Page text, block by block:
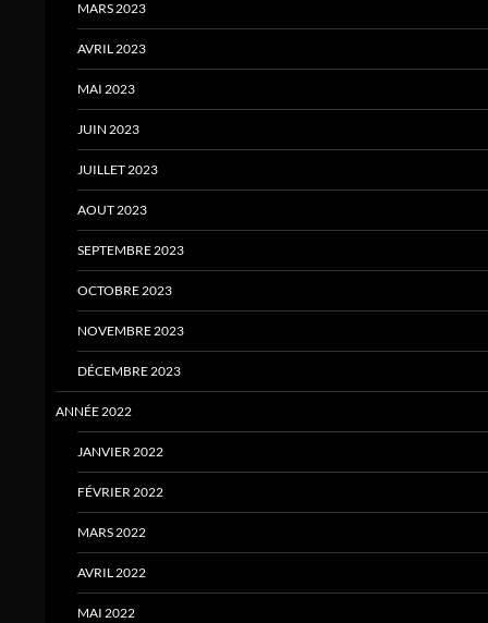
MARS 2023
AVRIL 2023
MAI 2023
JUIN 2023
JUILLET 2023
AOUT 2023
SEPTEMBRE 2023
OCTOBRE 2023
NOVEMBRE 2023
DÉCEMBRE 2023
ANNÉE 2022
JANVIER 2022
FÉVRIER 2022
MARS 2022
AVRIL 2022
MAI 2022